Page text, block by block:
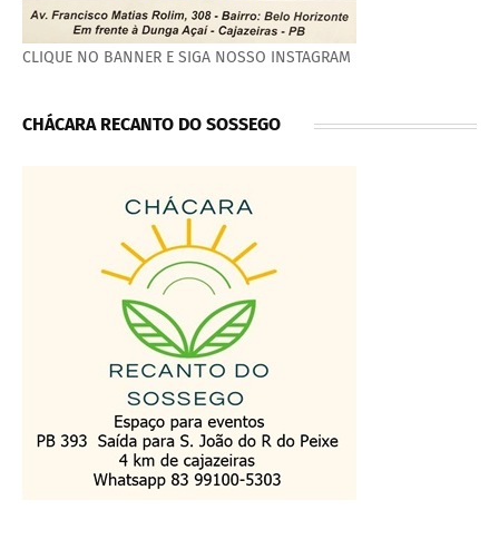
CLIQUE NO BANNER E SIGA NOSSO INSTAGRAM
CHÁCARA RECANTO DO SOSSEGO